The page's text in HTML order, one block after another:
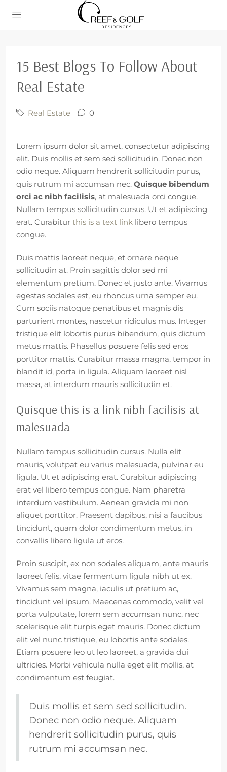
15 Best Blogs To Follow About
Real Estate
Real Estate 0
Lorem ipsum dolor sit amet, consectetur adipiscing
elit. Duis mollis et sem sed sollicitudin. Donec non
odio neque. Aliquam hendrerit sollicitudin purus,
quis rutrum mi accumsan nec. Quisque bibendum
orci ac nibh facilisis, at malesuada orci congue.
Nullam tempus sollicitudin cursus. Ut et adipiscing
erat. Curabitur this is a text link libero tempus
congue.
Duis mattis laoreet neque, et ornare neque
sollicitudin at. Proin sagittis dolor sed mi
elementum pretium. Donec et justo ante. Vivamus
egestas sodales est, eu rhoncus urna semper eu.
Cum sociis natoque penatibus et magnis dis
parturient montes, nascetur ridiculus mus. Integer
tristique elit lobortis purus bibendum, quis dictum
metus mattis. Phasellus posuere felis sed eros
porttitor mattis. Curabitur massa magna, tempor in
blandit id, porta in ligula. Aliquam laoreet nisl
massa, at interdum mauris sollicitudin et.
Quisque this is a link nibh facilisis at
malesuada
Nullam tempus sollicitudin cursus. Nulla elit
mauris, volutpat eu varius malesuada, pulvinar eu
ligula. Ut et adipiscing erat. Curabitur adipiscing
erat vel libero tempus congue. Nam pharetra
interdum vestibulum. Aenean gravida mi non
aliquet porttitor. Praesent dapibus, nisi a faucibus
tincidunt, quam dolor condimentum metus, in
convallis libero ligula ut eros.
Proin suscipit, ex non sodales aliquam, ante mauris
laoreet felis, vitae fermentum ligula nibh ut ex.
Vivamus sem magna, iaculis ut pretium ac,
tincidunt vel ipsum. Maecenas commodo, velit vel
porta vulputate, lorem sem accumsan nunc, nec
scelerisque elit turpis eget mauris. Donec dictum
elit vel nunc tristique, eu lobortis ante sodales.
Etiam posuere leo ut leo laoreet, a gravida dui
ultricies. Morbi vehicula nulla eget elit mollis, at
condimentum est feugiat.
Duis mollis et sem sed sollicitudin.
Donec non odio neque. Aliquam
hendrerit sollicitudin purus, quis
rutrum mi accumsan nec.